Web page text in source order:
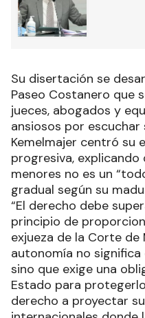
Su disertación se
Paseo Costanero que
jueces, abogados y
ansiosos por
Kemelmajer centró su
progresiva,
menores no es un
gradual según su
“El derecho debe
principio de
exjueza de la Corte
autonomía no
sino que exige una
Estado para
derecho a proyectar